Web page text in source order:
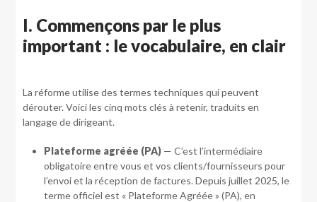
I. Commençons par le plus
important : le vocabulaire, en clair
La réforme utilise des termes techniques qui peuvent
dérouter. Voici les cinq mots clés à retenir, traduits en
langage de dirigeant.
Plateforme agréée (PA) — C’est l’intermédiaire
obligatoire entre vous et vos clients/fournisseurs pour
l’envoi et la réception de factures. Depuis juillet 2025, le
terme officiel est « Plateforme Agréée » (PA), en